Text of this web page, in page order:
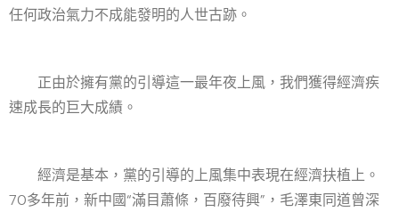
任何政治氣力不成能發明的人世古跡。
正由於擁有黨的引導這一最年夜上風，我們獲得經濟疾
速成長的巨大成績。
經濟是基本，黨的引導的上風集中表現在經濟扶植上。
70多年前，新中國“滿目蕭條，百廢待興”，毛澤東同道曾深